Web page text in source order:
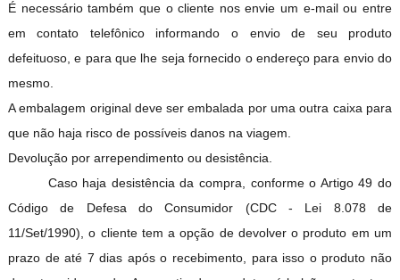
É necessário também que o cliente nos envie um e-mail ou entre
em contato telefônico informando o envio de seu produto
defeituoso, e para que lhe seja fornecido o endereço para envio do
mesmo.
A embalagem original deve ser embalada por uma outra caixa para
que não haja risco de possíveis danos na viagem.
Devolução por arrependimento ou desistência.
Caso haja desistência da compra, conforme o Artigo 49 do
Código de Defesa do Consumidor (CDC - Lei 8.078 de
11/Set/1990), o cliente tem a opção de devolver o produto em um
prazo de até 7 dias após o recebimento, para isso o produto não